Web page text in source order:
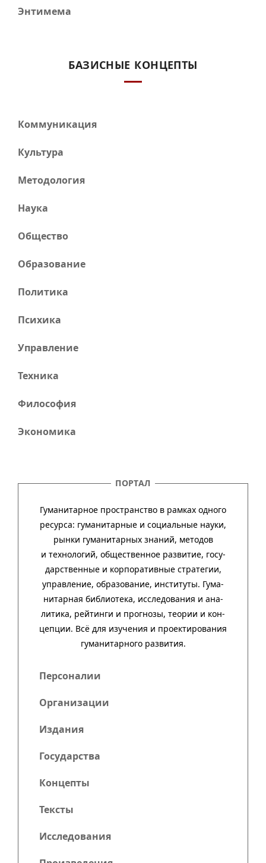
Энтимема
БАЗИСНЫЕ КОНЦЕПТЫ
Коммуникация
Культура
Методология
Наука
Общество
Образование
Политика
Психика
Управление
Техника
Философия
Экономика
ПОРТАЛ
Гуманитарное пространство в рамках одного
ресурса: гума­ни­тар­ные и соци­аль­ные науки,
рынки гума­ни­тар­ных зна­ний, методов
и техно­ло­гий, обще­ст­вен­ное раз­ви­тие, госу­
дар­ст­вен­ные и кор­пора­тив­ные стра­тегии,
управ­ле­ние, обра­зо­ва­ние, инсти­туты. Гума­
нитар­ная биб­лио­тека, иссле­до­ва­ния и ана­
ли­тика, рей­тинги и прог­нозы, тео­рии и кон­
цеп­ции. Всё для изу­че­ния и про­ек­тиро­ва­ния
гума­нитар­ного развития.
Персоналии
Организации
Издания
Государства
Концепты
Тексты
Исследования